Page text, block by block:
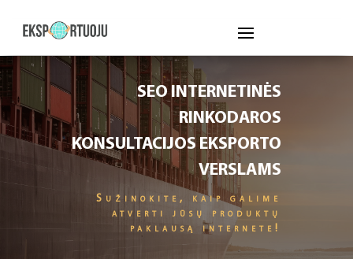
SEO INTERNETINĖS
RINKODAROS
KONSULTACIJOS EKSPORTO
VERSLAMS
Sužinokite, kaip galime
atverti jūsų produktų
paklausą internete!